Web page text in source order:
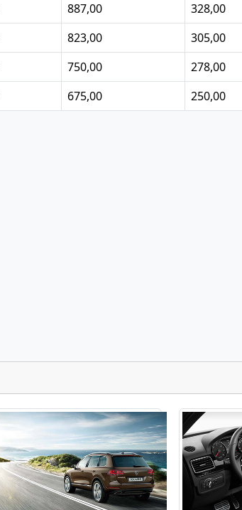
887,00
328,00
823,00
305,00
750,00
278,00
675,00 250,00